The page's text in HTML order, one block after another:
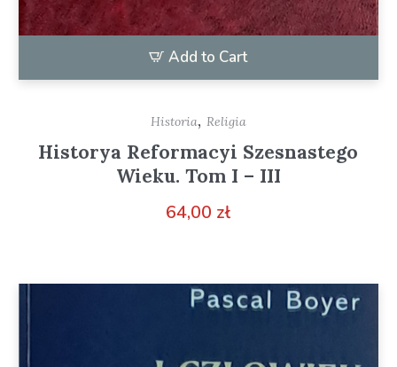
Add to Cart
Historia, Religia
Historya Reformacyi Szesnastego
Wieku. Tom I – III
64,00 zł